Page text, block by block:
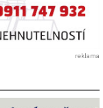
reklama